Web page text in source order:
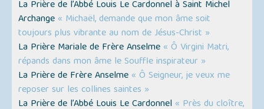
La Prière de l’Abbé Louis Le Cardonnel à Saint Michel
Archange « Michaël, demande que mon âme soit
toujours plus vibrante au nom de Jésus-Christ »
La Prière Mariale de Frère Anselme « Ô Virgini Matri,
répands dans mon âme le Souffle inspirateur »
La Prière de Frère Anselme « Ô Seigneur, je veux me
reposer sur les collines saintes »
La Prière de l’Abbé Louis Le Cardonnel « Près du cloître,